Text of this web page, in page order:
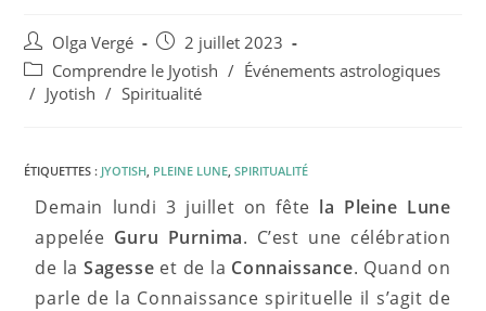
Olga Vergé
2 juillet 2023
Comprendre le Jyotish / Événements astrologiques
/ Jyotish / Spiritualité
ÉTIQUETTES : JYOTISH, PLEINE LUNE, SPIRITUALITÉ
Demain lundi 3 juillet on fête la Pleine Lune
appelée Guru Purnima. C’est une célébration
de laSagesse et de la Connaissance. Quand on
parle de la Connaissance spirituelle il s’agit de